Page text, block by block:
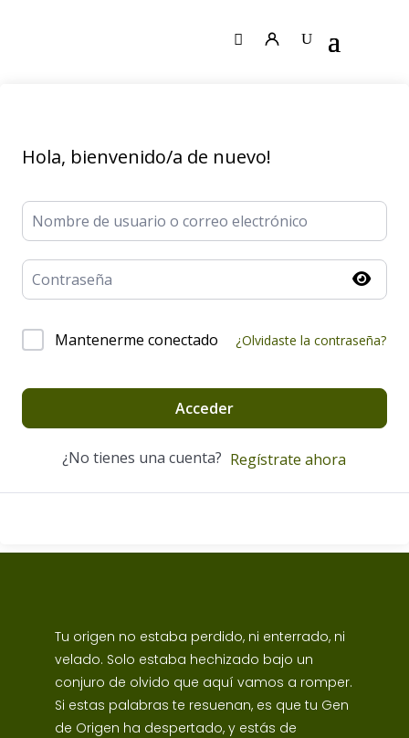
Hola, bienvenido/a de nuevo!
Mantenerme conectado ¿Olvidaste la contraseña?
Acceder
¿No tienes una cuenta? Regístrate ahora
Tu origen no estaba perdido, ni enterrado, ni
velado. Solo estaba hechizado bajo un
conjuro de olvido que aquí vamos a romper.
Si estas palabras te resuenan, es que tu Gen
de Origen ha despertado, y estás de